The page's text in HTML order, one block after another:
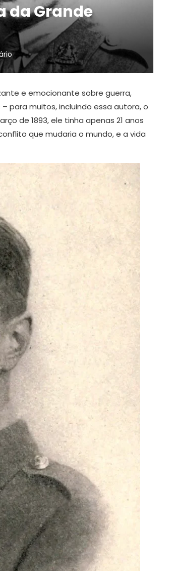
da Grande
e emocionante sobre guerra,
para muitos, incluindo essa autora, o
de 1893, ele tinha apenas 21 anos
que mudaria o mundo, e a vida